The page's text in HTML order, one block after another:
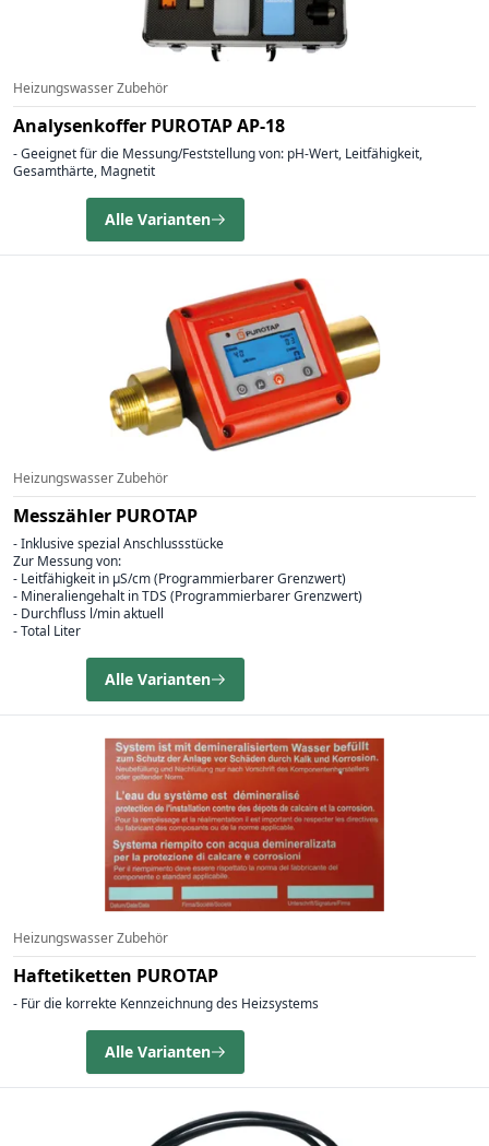
Heizungswasser Zubehör
Analysenkoffer PUROTAP AP-18
- Geeignet für die Messung/Feststellung von: pH-Wert, Leitfähigkeit,
Gesamthärte, Magnetit
Alle Varianten
Heizungswasser Zubehör
Messzähler PUROTAP
- Inklusive spezial Anschlussstücke
Zur Messung von:
- Leitfähigkeit in µS/cm (Programmierbarer Grenzwert)
- Mineraliengehalt in TDS (Programmierbarer Grenzwert)
- Durchfluss l/min aktuell
- Total Liter
Alle Varianten
Heizungswasser Zubehör
Haftetiketten PUROTAP
- Für die korrekte Kennzeichnung des Heizsystems
Alle Varianten